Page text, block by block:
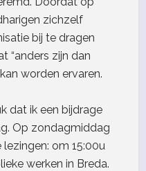
zichzelf
bij te dragen
“anders zijn dan
worden ervaren.
dat ik een bijdrage
Op zondagmiddag
om 15:00u
werken in Breda.